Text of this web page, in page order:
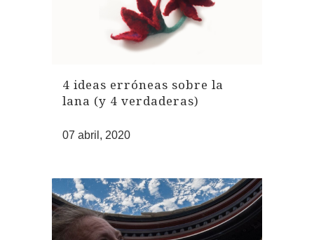
4 ideas erróneas sobre la
lana (y 4 verdaderas)
07 abril, 2020